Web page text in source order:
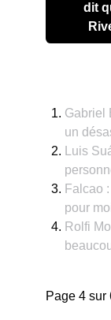
dit
Gabriel
un
Luis
Falcao
pour
Rolfi
Page 4 sur